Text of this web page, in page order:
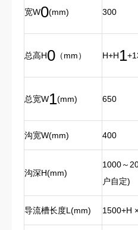
宽W0(mm) 300
总高H0 （mm） H+H1
总宽W1(mm) 650
沟宽W(mm) 400
沟深H(mm)
1000～
户自定)
导流槽长度L(mm) 1500+H